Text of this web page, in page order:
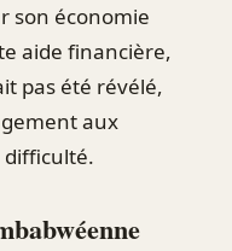
son économie
aide financière,
pas été révélé,
aux